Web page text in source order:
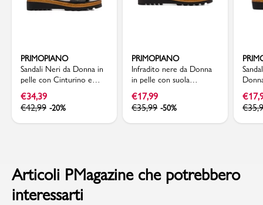
PRIMOPIANO
Sandali Neri da Donna in
pelle con Cinturino e
suola Platform
Primopiano
€34,39
€42,99 -20%
PRIMOPIANO
Infradito nere da Donna
in pelle con suola
platform Primopiano
€17,99
€35,99 -50%
€
€
Articoli PMagazine che potrebbero
interessarti